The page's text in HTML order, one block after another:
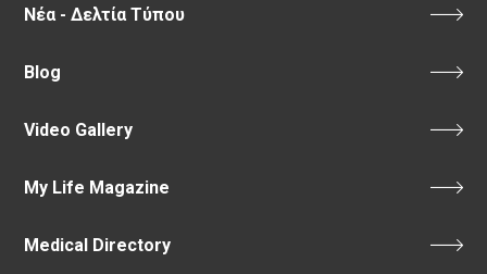
Νέα - Δελτία Τύπου
Blog
Video Gallery
My Life Magazine
Medical Directory